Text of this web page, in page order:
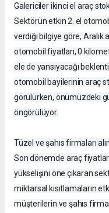
Galericiler ikinci el araç
Sektörün etkin 2. el
verdiği bilgiye göre, Aralık
otomobil fiyatları, 0
ele de yansıyacağı
otomobil bayilerinin araç
görülürken, önümüzdeki
öngörülüyor.
Tüzel ve şahıs firmaları
Son dönemde araç
yükselişini öne çıkaran
miktarsal kısıtlamaların
müşterilerin ve şahıs